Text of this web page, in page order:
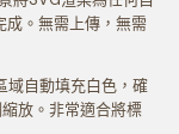
成。無需上傳，無需
域自動填充白色，確
放。非常適合將標